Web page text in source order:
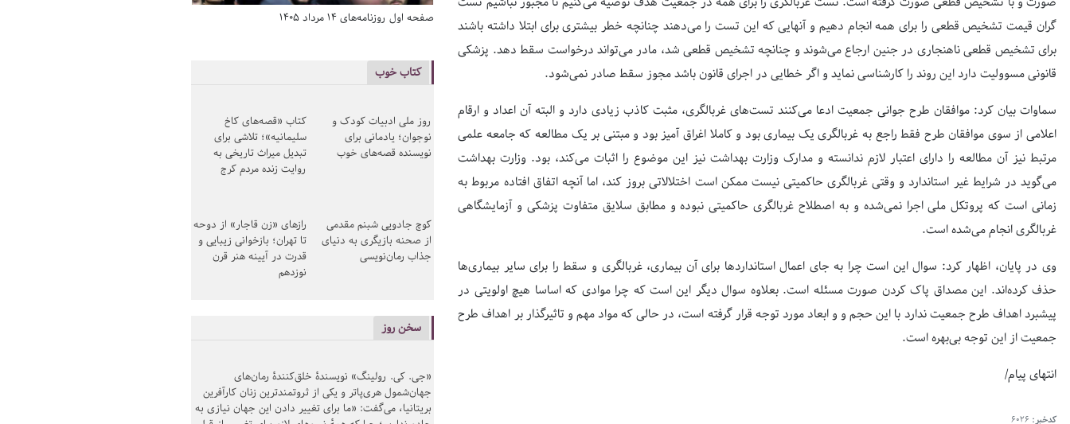
گران قیمت تشخیص قطعی را برای همه انجام دهیم و آنهایی که این تست را می‌دهند چنانچه خطر بیشتری برای ابتلا داشته باشند
برای تشخیص قطعی ناهنجاری در جنین ارجاع می‌شوند و چنانچه تشخیص قطعی شد، مادر می‌تواند درخواست ‌سقط دهد. پزشکی
قانونی مسوولیت دارد این روند را کارشناسی نماید و اگر خطایی در اجرای قانون باشد مجوز سقط صادر نمی‌شود.
سماوات بیان کرد: موافقان طرح جوانی جمعیت ادعا می‌کنند تست‌های غربالگری، مثبت کاذب زیادی دارد و البته آن اعداد و ارقام
اعلامی از سوی موافقان طرح فقط راجع به غربالگری یک بیماری بود و کاملا اغراق آمیز بود و مبتنی بر یک مطالعه که جامعه علمی
مرتبط نیز آن مطالعه را دارای اعتبار لازم ندانسته و مدارک وزارت بهداشت نیز این موضوع را اثبات می‌کند، بود. وزارت بهداشت
می‌گوید در شرایط غیر استاندارد ‌و وقتی غربالگری حاکمیتی نیست ممکن است اختلالاتی بروز کند، اما آنچه اتفاق افتاده مربوط به
زمانی است که پروتکل ملی اجرا نمی‌شده و به اصطلاح غربالگری حاکمیتی نبوده ‌و مطابق سلایق متفاوت پزشکی و آزمایشگاهی
غربالگری انجام می‌شده است.
وی در پایان، اظهار کرد: سوال این است چرا به جای اعمال استانداردها برای آن بیماری، غربالگری و سقط را برای سایر بیماری‌ها
حذف کرده‌اند. این مصداق پاک کردن صورت مسئله است. بعلاوه سوال دیگر این است که چرا موادی که اساسا هیچ اولویتی در
پیشبرد اهداف طرح جمعیت ندارد با این حجم و و ابعاد مورد توجه قرار گرفته است، در حالی که مواد مهم و تاثیرگذار بر اهداف طرح
جمعیت از این توجه بی‌بهره است.
انتهای پیام/
کدخبر: 6026
صفحه اول روزنامه‌های 14 مرداد 1405 صفحه اول روزنامه‌های 14 مرداد 1405 صفحه اول روزنامه‌های 14 مرداد 1405
کتاب خوب
روز ملی ادبیات کودک و
نوجوان؛ یادمانی برای
نویسنده قصه‌های خوب
کتاب «قصه‌های کاخ
سلیمانیه»؛ تلاشی برای
تبدیل میراث تاریخی به
روایت زنده مردم کرج
کوچ جادویی شبنم مقدمی
از صحنه بازیگری به دنیای
جذاب رمان‌نویسی
رازهای «زن قاجار» از دوحه
تا تهران؛ بازخوانی زیبایی و
قدرت در آیینه هنر قرن
نوزدهم
سخن روز
«جی. کی. رولینگ» نویسندهٔ خلق‌کنندهٔ رمان‌های
جهان‌شمول هری‌پاتر و یکی از ثروتمندترین زنان کارآفرین
بریتانیا، می‌گفت: «ما برای تغییر دادن این جهان نیازی به